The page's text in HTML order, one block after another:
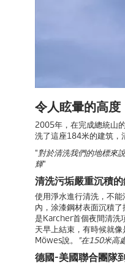
令人眩暈的高
2005年，在完成總統山
洗了這座184米的建筑，
"對於清洗我們的地標來
輝"
清洗污垢嚴重沉積
使用淨水進行清洗，不
內，涂漆鋼材表面沉積
是Karcher首個夜間清洗
天早上結束，有時候就
Möwes說。
"在150米高
德國-美國聯合團隊